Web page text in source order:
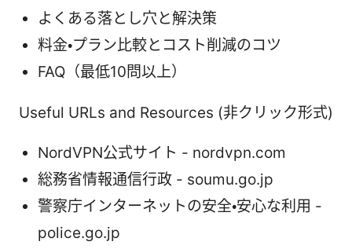
よくある落とし穴と解決策
料金・プラン比較とコスト削減のコツ
FAQ（最低10問以上）
Useful URLs and Resources (非クリック形式)
NordVPN公式サイト - nordvpn.com
総務省情報通信行政 - soumu.go.jp
警察庁インターネットの安全・安心な利用 -
police.go.jp